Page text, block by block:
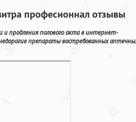
професионнал отзывы
продления полового акта в интернет-
препараты востребованных